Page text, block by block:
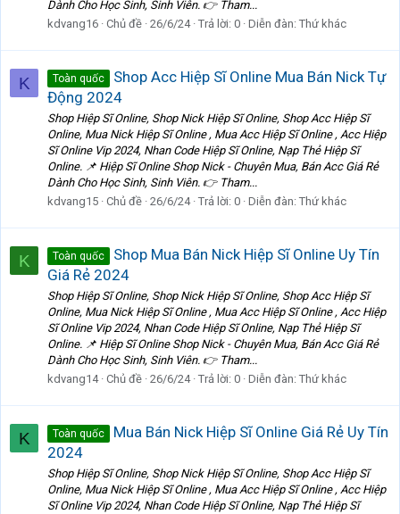
Dành Cho Học Sinh, Sinh Viên. 👉 Tham...
kdvang16 Chủ đề 26/6/24 Trả lời: 0 Diễn đàn: Thứ khác
K Toàn quốc
Shop Acc Hiệp Sĩ Online Mua Bán Nick Tự
Động 2024
Shop Hiệp Sĩ Online, Shop Nick Hiệp Sĩ Online, Shop Acc Hiệp Sĩ
Online, Mua Nick Hiệp Sĩ Online , Mua Acc Hiệp Sĩ Online , Acc Hiệp
Sĩ Online Vip 2024, Nhan Code Hiệp Sĩ Online, Nạp Thẻ Hiệp Sĩ
Online. 📌 Hiệp Sĩ Online Shop Nick - Chuyên Mua, Bán Acc Giá Rẻ
Dành Cho Học Sinh, Sinh Viên. 👉 Tham...
kdvang15 Chủ đề 26/6/24 Trả lời: 0 Diễn đàn: Thứ khác
K Toàn quốc
Shop Mua Bán Nick Hiệp Sĩ Online Uy Tín
Giá Rẻ 2024
Shop Hiệp Sĩ Online, Shop Nick Hiệp Sĩ Online, Shop Acc Hiệp Sĩ
Online, Mua Nick Hiệp Sĩ Online , Mua Acc Hiệp Sĩ Online , Acc Hiệp
Sĩ Online Vip 2024, Nhan Code Hiệp Sĩ Online, Nạp Thẻ Hiệp Sĩ
Online. 📌 Hiệp Sĩ Online Shop Nick - Chuyên Mua, Bán Acc Giá Rẻ
Dành Cho Học Sinh, Sinh Viên. 👉 Tham...
kdvang14 Chủ đề 26/6/24 Trả lời: 0 Diễn đàn: Thứ khác
K Toàn quốc
Mua Bán Nick Hiệp Sĩ Online Giá Rẻ Uy Tín
2024
Shop Hiệp Sĩ Online, Shop Nick Hiệp Sĩ Online, Shop Acc Hiệp Sĩ
Online, Mua Nick Hiệp Sĩ Online , Mua Acc Hiệp Sĩ Online , Acc Hiệp
Sĩ Online Vip 2024, Nhan Code Hiệp Sĩ Online, Nạp Thẻ Hiệp Sĩ